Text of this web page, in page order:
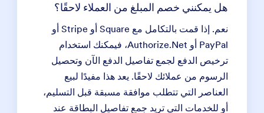
هل يمكنني خصم المبلغ من العملاء لاحقًا؟
نعم. إذا قمت بالتكامل مع Square أو Stripe أو
PayPal أو Authorize.Net، فيمكنك استخدام
ترخيص الدفع لجمع تفاصيل الدفع الآن وتحصيل
الرسوم من عملائك لاحقًا. يعد هذا مفيدًا لبيع
العناصر التي تتطلب موافقة مسبقة قبل التسليم،
أو للخدمات التي تريد جمع تفاصيل البطاقة عند